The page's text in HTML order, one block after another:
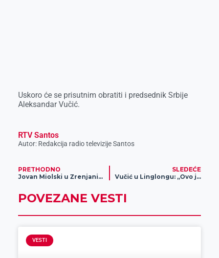
Uskoro će se prisutnim obratiti i predsednik Srbije
Aleksandar Vučić.
RTV Santos
Autor: Redakcija radio televizije Santos
PRETHODNO
Jovan Miolski u Zrenjanin doneo prvu medalju sa Rio de Ženeirskog peska
SLEDEĆE
Vučić u Linglongu: „Ovo je najveća grinfild investicija ikada“
POVEZANE VESTI
VESTI